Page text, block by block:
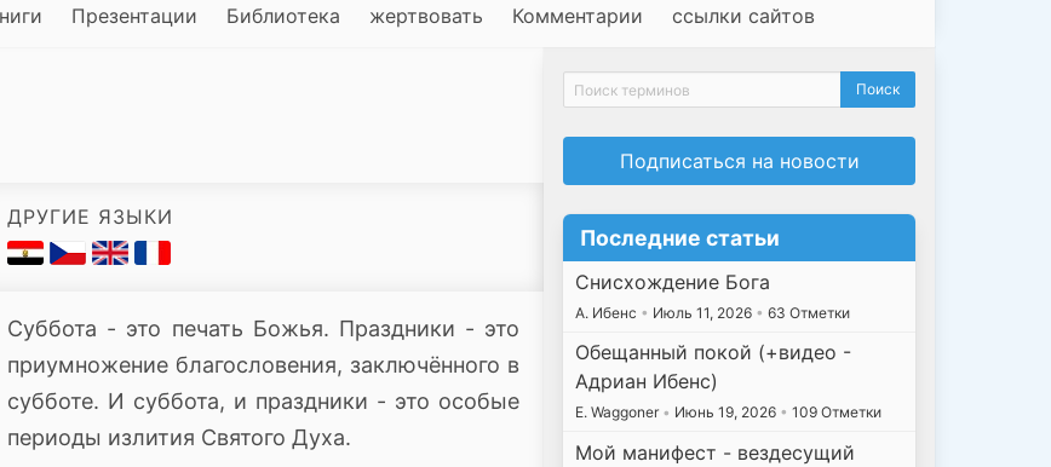
Презентации Библиотека жертвовать Комментарии ссылки сайтов
ДРУГИЕ ЯЗЫКИ
Суббота - это печать Божья. Праздники - это
приумножение благословения, заключённого в
субботе. И суббота, и праздники - это особые
периоды излития Святого Духа.
Подписаться на новости
Последние статьи
Снисхождение Бога
А. Ибенс • Июль 11, 2026 • 63 Отметки
Обещанный покой (+видео -
Адриан Ибенс)
E. Waggoner • Июнь 19, 2026 • 109 Отметки
Мой манифест - вездесущий